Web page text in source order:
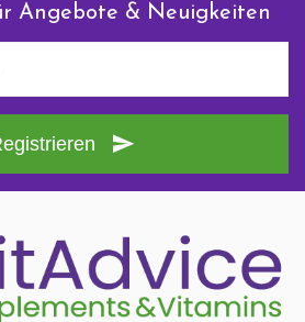
Angebote & Neuigkeiten